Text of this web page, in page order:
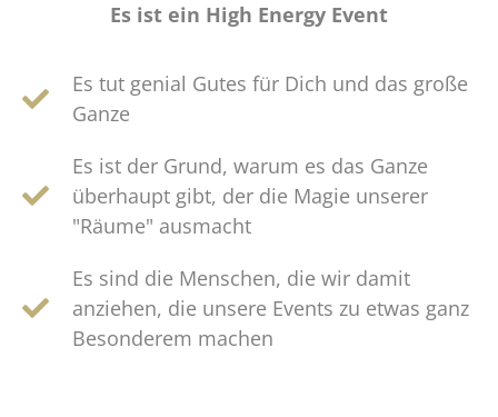
Es ist ein High Energy Event
Es tut genial Gutes für Dich und das große
Ganze
Es ist der Grund, warum es das Ganze
überhaupt gibt, der die Magie unserer
"Räume" ausmacht
Es sind die Menschen, die wir damit
anziehen, die unsere Events zu etwas ganz
Besonderem machen